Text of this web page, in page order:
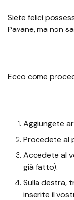
Siete felici
Pavane, ma non
Ecco come
Aggiungete
Procedete al
Accedete al
già fatto).
Sulla destra,
inserite il